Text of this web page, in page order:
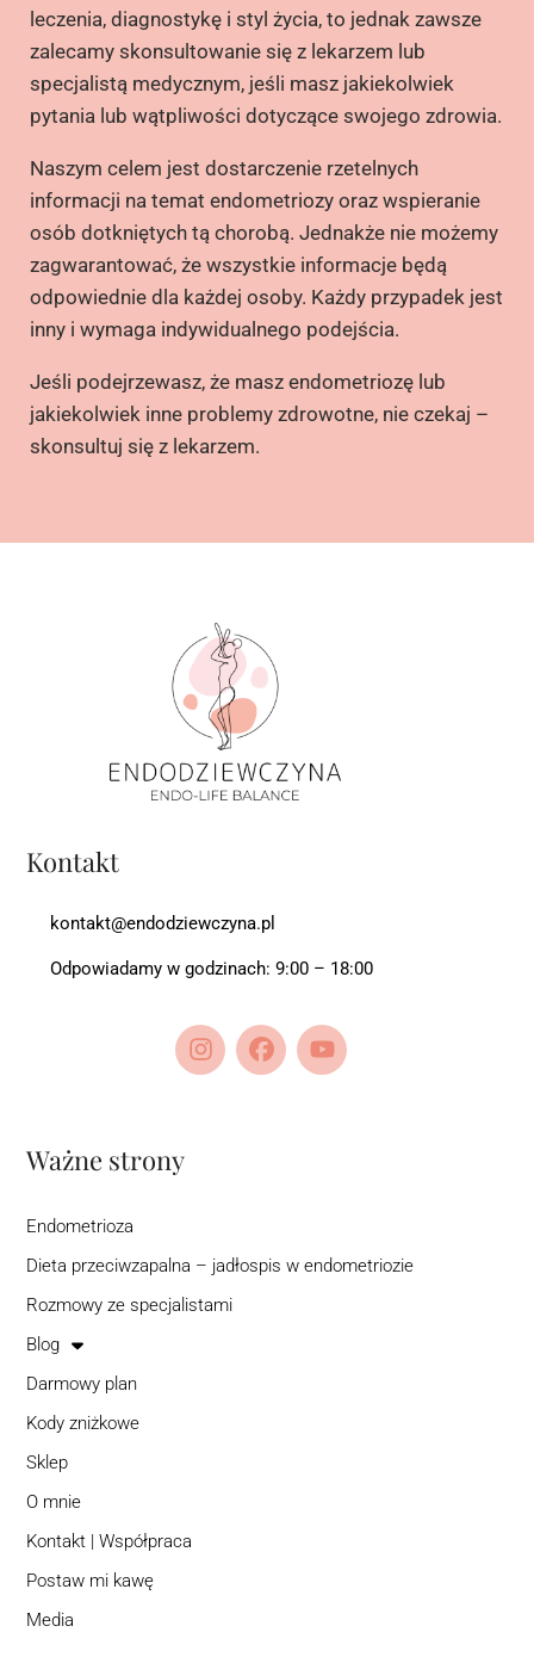
leczenia, diagnostykę i styl życia, to jednak zawsze
zalecamy skonsultowanie się z lekarzem lub
specjalistą medycznym, jeśli masz jakiekolwiek
pytania lub wątpliwości dotyczące swojego zdrowia.
Naszym celem jest dostarczenie rzetelnych
informacji na temat endometriozy oraz wspieranie
osób dotkniętych tą chorobą. Jednakże nie możemy
zagwarantować, że wszystkie informacje będą
odpowiednie dla każdej osoby. Każdy przypadek jest
inny i wymaga indywidualnego podejścia.
Jeśli podejrzewasz, że masz endometriozę lub
jakiekolwiek inne problemy zdrowotne, nie czekaj –
skonsultuj się z lekarzem.
Kontakt
kontakt@endodziewczyna.pl
Odpowiadamy w godzinach: 9:00 – 18:00
Ważne strony
Endometrioza
Dieta przeciwzapalna – jadłospis w endometriozie
Rozmowy ze specjalistami
Blog
Darmowy plan
Kody zniżkowe
Sklep
O mnie
Kontakt | Współpraca
Postaw mi kawę
Media